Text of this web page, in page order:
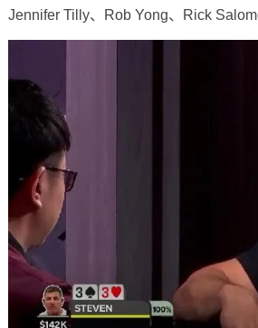
Jennifer Tilly、Rob Yong、Rick